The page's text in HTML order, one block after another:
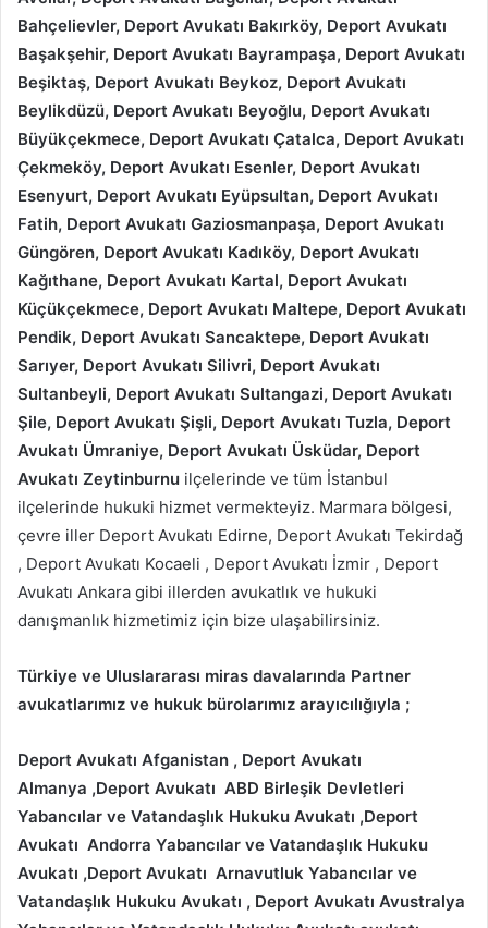
Bahçelievler, Deport Avukatı Bakırköy, Deport Avukatı
Başakşehir, Deport Avukatı Bayrampaşa, Deport Avukatı
Beşiktaş, Deport Avukatı Beykoz, Deport Avukatı
Beylikdüzü, Deport Avukatı Beyoğlu, Deport Avukatı
Büyükçekmece, Deport Avukatı Çatalca, Deport Avukatı
Çekmeköy, Deport Avukatı Esenler, Deport Avukatı
Esenyurt, Deport Avukatı Eyüpsultan, Deport Avukatı
Fatih, Deport Avukatı Gaziosmanpaşa, Deport Avukatı
Güngören, Deport Avukatı Kadıköy, Deport Avukatı
Kağıthane, Deport Avukatı Kartal, Deport Avukatı
Küçükçekmece, Deport Avukatı Maltepe, Deport Avukatı
Pendik, Deport Avukatı Sancaktepe, Deport Avukatı
Sarıyer, Deport Avukatı Silivri, Deport Avukatı
Sultanbeyli, Deport Avukatı Sultangazi, Deport Avukatı
Şile, Deport Avukatı Şişli, Deport Avukatı Tuzla, Deport
Avukatı Ümraniye, Deport Avukatı Üsküdar, Deport
Avukatı Zeytinburnu ilçelerinde ve tüm İstanbul
ilçelerinde hukuki hizmet vermekteyiz. Marmara bölgesi,
çevre iller Deport Avukatı Edirne, Deport Avukatı Tekirdağ
, Deport Avukatı Kocaeli , Deport Avukatı İzmir , Deport
Avukatı Ankara gibi illerden avukatlık ve hukuki
danışmanlık hizmetimiz için bize ulaşabilirsiniz.
Türkiye ve Uluslararası miras davalarında Partner
avukatlarımız ve hukuk bürolarımız arayıcılığıyla ;
Deport Avukatı Afganistan , Deport Avukatı
Almanya ,Deport Avukatı ABD Birleşik Devletleri
Yabancılar ve Vatandaşlık Hukuku Avukatı ,Deport
Avukatı Andorra Yabancılar ve Vatandaşlık Hukuku
Avukatı ,Deport Avukatı Arnavutluk Yabancılar ve
Vatandaşlık Hukuku Avukatı , Deport Avukatı Avustralya